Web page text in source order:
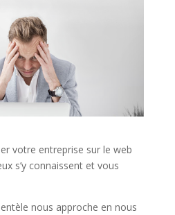
votre entreprise sur le web
s’y connaissent et vous
nous approche en nous